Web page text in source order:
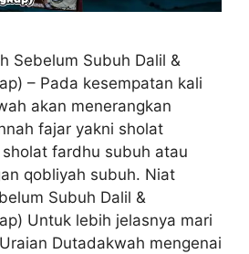
Sebelum Subuh Dalil &
– Pada kesempatan kali
akan menerangkan
fajar yakni sholat
fardhu subuh atau
qobliyah subuh. Niat
Subuh Dalil &
Untuk lebih jelasnya mari
Dutadakwah mengenai